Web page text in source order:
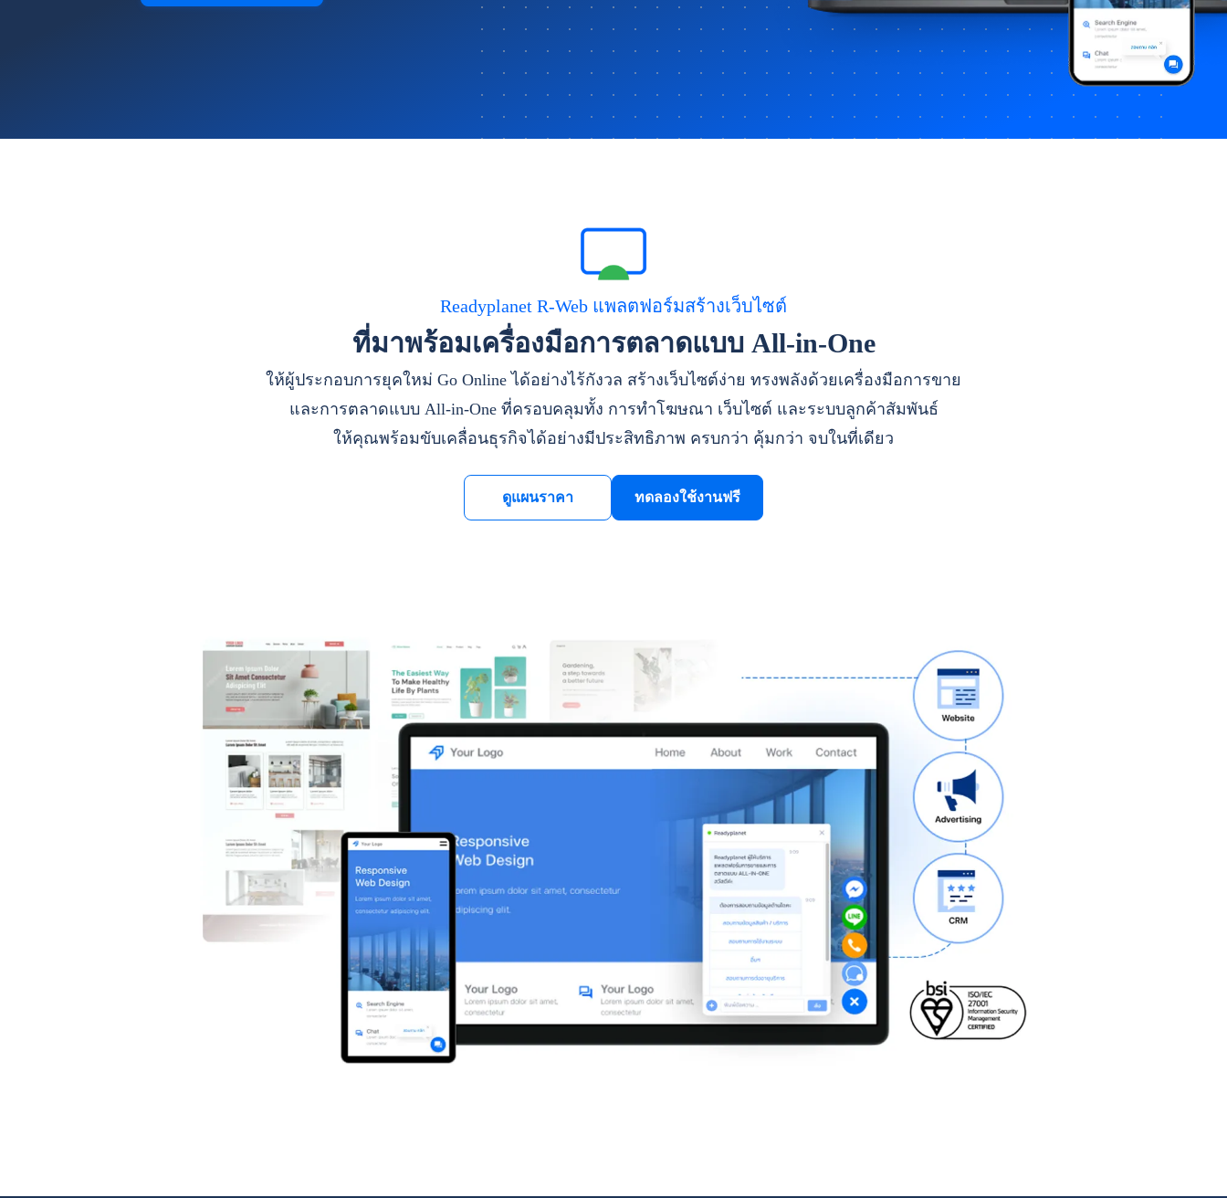
Readyplanet R-Web แพลตฟอร์มสร้างเว็บไซต์
ที่มาพร้อมเครื่องมือการตลาดแบบ All-in-One
ให้ผู้ประกอบการยุคใหม่ Go Online ได้อย่างไร้กังวล สร้างเว็บไซต์ง่าย ทรงพลังด้วยเครื่องมือการขาย
และการตลาดแบบ All-in-One ที่ครอบคลุมทั้ง การทำโฆษณา เว็บไซต์ และระบบลูกค้าสัมพันธ์
ให้คุณพร้อมขับเคลื่อนธุรกิจได้อย่างมีประสิทธิภาพ ครบกว่า คุ้มกว่า จบในที่เดียว
ดูแผนราคา ทดลองใช้งานฟรี